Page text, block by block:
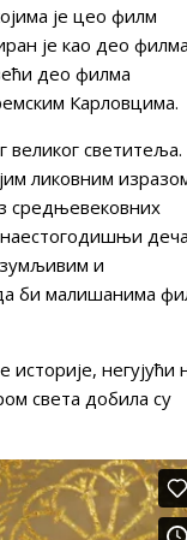
је цео филм
је као део филма
део филма
Карловцима.
великог светитеља.
ликовним
средњевековних
и
би малишанима
негујући
света добила су